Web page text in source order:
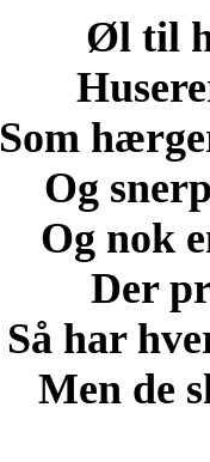
Øl til
Som
Og
Og nok
Der
Så har
Men de